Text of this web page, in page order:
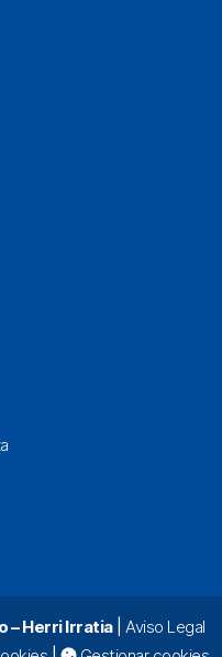
– Herri Irratia| Aviso Legal